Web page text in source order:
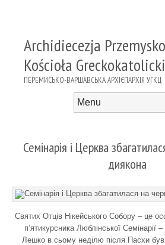
Archidiecezja
Kościoła
ПЕРЕМИСЬКО-ВАРШАВСЬКА АРХІЄПАРХІЯ УГКЦ
Семінарія і Церква
диякона
Святих Отців Нікейського Собору – це
п’ятикурсника Люблінської Семінарії
Лешко в сьому неділю після Пасхи